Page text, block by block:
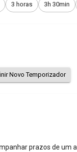
3 horas 3h 30min
Novo Temporizador
prazos de um